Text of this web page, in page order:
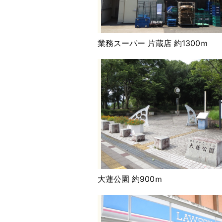
業務スーパー 片蔵店 約1300ｍ
大蓮公園 約900ｍ